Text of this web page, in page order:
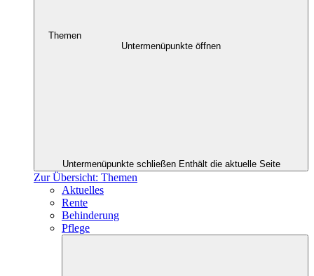
Themen
Untermenüpunkte öffnen
Untermenüpunkte schließen Enthält die aktuelle Seite
Zur Übersicht: Themen
Aktuelles
Rente
Behinderung
Pflege